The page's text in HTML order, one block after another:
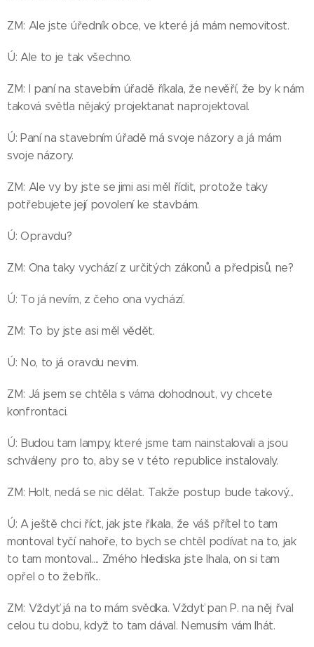
ZM: Ale jste úředník obce, ve které já mám nemovitost.
Ú: Ale to je tak všechno.
ZM: I paní na stavebím úřadě říkala, že nevěří, že by k nám
taková světla nějaký projektanat naprojektoval.
Ú: Paní na stavebním úřadě má svoje názory a já mám
svoje názory.
ZM: Ale vy by jste se jimi asi měl řídit, protože taky
potřebujete její povolení ke stavbám.
Ú: Opravdu?
ZM: Ona taky vychází z určitých zákonů a předpisů, ne?
Ú: To já nevím, z čeho ona vychází.
ZM: To by jste asi měl vědět.
Ú: No, to já oravdu nevim.
ZM: Já jsem se chtěla s váma dohodnout, vy chcete
konfrontaci.
Ú: Budou tam lampy, které jsme tam nainstalovali a jsou
schváleny pro to, aby se v této republice instalovaly.
ZM: Holt, nedá se nic dělat. Takže postup bude takový...
Ú: A ještě chci říct, jak jste říkala, že váš přítel to tam
montoval tyčí nahoře, to bych se chtěl podívat na to, jak
to tam montoval.... Zmého hlediska jste lhala, on si tam
opřel o to žebřík...
ZM: Vždyť já na to mám svědka. Vždyť pan P. na něj řval
celou tu dobu, když to tam dával. Nemusím vám lhát.